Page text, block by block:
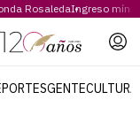
RosaledaIngreso
GENTECULTURA